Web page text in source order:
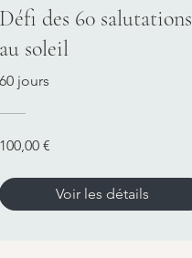
Défi des 60 salutations
au soleil
60 jours
100,00 €
Voir les détails